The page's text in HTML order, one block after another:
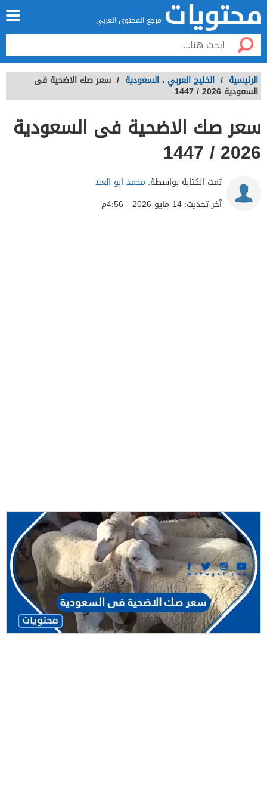
مرجع المحتوى العربي
الرئيسية / الخليج العربي ، السعودية / سعر صك الاضحية فى
السعودية 2026 / 1447
سعر صك الاضحية فى السعودية
2026 / 1447
تمت الكتابة بواسطة: محمد ابو العلا
آخر تحديث:14 مايو 2026 - 4:56م